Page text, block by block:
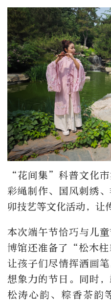
“花间集”科普文化
彩绳制作、国风刺绣
卯技艺等文化活动，让
本次端午节恰巧与儿
博馆还准备了“松木柱
让孩子们尽情挥洒画
想象力的节日。同时
松涛心韵、粽香茶韵